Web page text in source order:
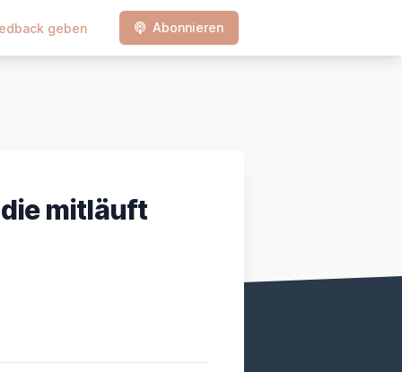
geben Abonnieren
mitläuft